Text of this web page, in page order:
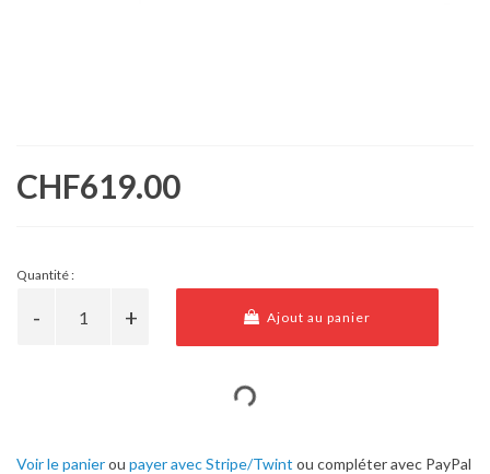
CHF619.00
Quantité :
Ajout au panier
Voir le panierou payer avec Stripe/Twint ou compléter avec PayPal